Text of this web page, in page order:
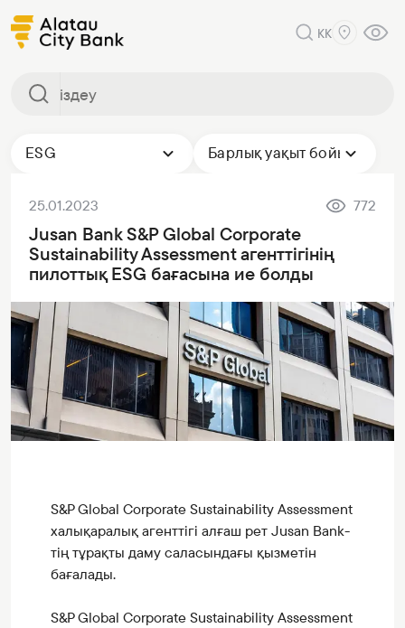
KK
ESG Барлық уақыт бойы
25.01.2023 772
Jusan Bank S&P Global Corporate
Sustainability Assessment агенттігінің
пилоттық ESG бағасына ие болды
S&P Global Corporate Sustainability Assessment
халықаралық агенттігі алғаш рет Jusan Bank-
тің тұрақты даму саласындағы қызметін
бағалады.
S&P Global Corporate Sustainability Assessment